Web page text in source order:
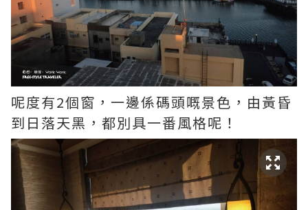
呢度有2個窗，一邊係碼頭嘅景色，由黃昏
到日落天黑，都別具一番風格呢！